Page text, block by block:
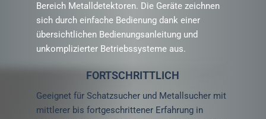
Bereich Metalldetektoren. Die Geräte zeichnen
sich durch einfache Bedienung dank einer
übersichtlichen Bedienungsanleitung und
unkomplizierter Betriebssysteme aus.
FORTSCHRITTLICH
Geeignet für Schatzsucher und Metallsucher mit
mittlerer bis fortgeschrittener Erfahrung in